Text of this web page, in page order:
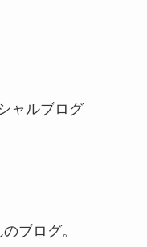
ャルブログ
ブログ。